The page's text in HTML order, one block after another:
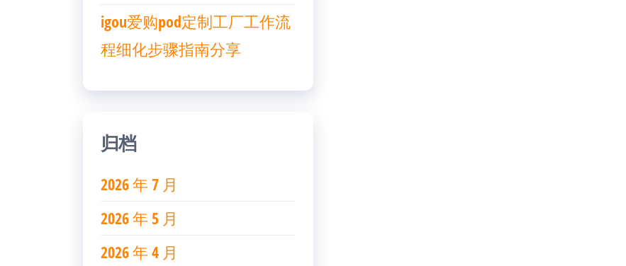
igou爱购pod定制工厂工作流
程细化步骤指南分享
归档
2026 年 7 月
2026 年 5 月
2026 年 4 月